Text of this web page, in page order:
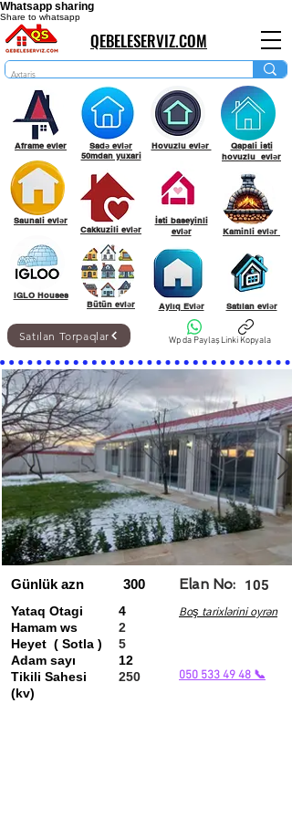
Whatsapp sharing
Share to whatsapp
QEBELESERVIZ.COM
Aframe evler
Saunali evlər
IGLO Houses
Sadə evlər
50mdan yuxari
Cakkuzili evlər
Bütün evlər
Hovuzlu evlər
İsti baseyinli
evlər
Aylıq Evlər
Qapali isti
hovuzlu evlər
Kaminli evlər
Satılan evlər
Wp da PaylaşLinki Kopyala
Satılan Torpaqlar
Günlük azn
Yataq Otagi
Hamam ws
Heyet ( Sotla )
Adam sayı
Tikili Sahesi
(kv)
300
4
Elan No: 105
Boş tarixlərini oyrən
2
5
12
250
050 533 49 48 📞